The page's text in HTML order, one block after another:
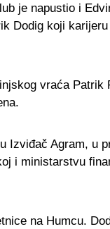
je napustio i
Dodig koji
vraća Patrik
Izviđač Agram, u
i ministarstvu
na Humcu.